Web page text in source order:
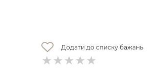
Додати до списку бажань